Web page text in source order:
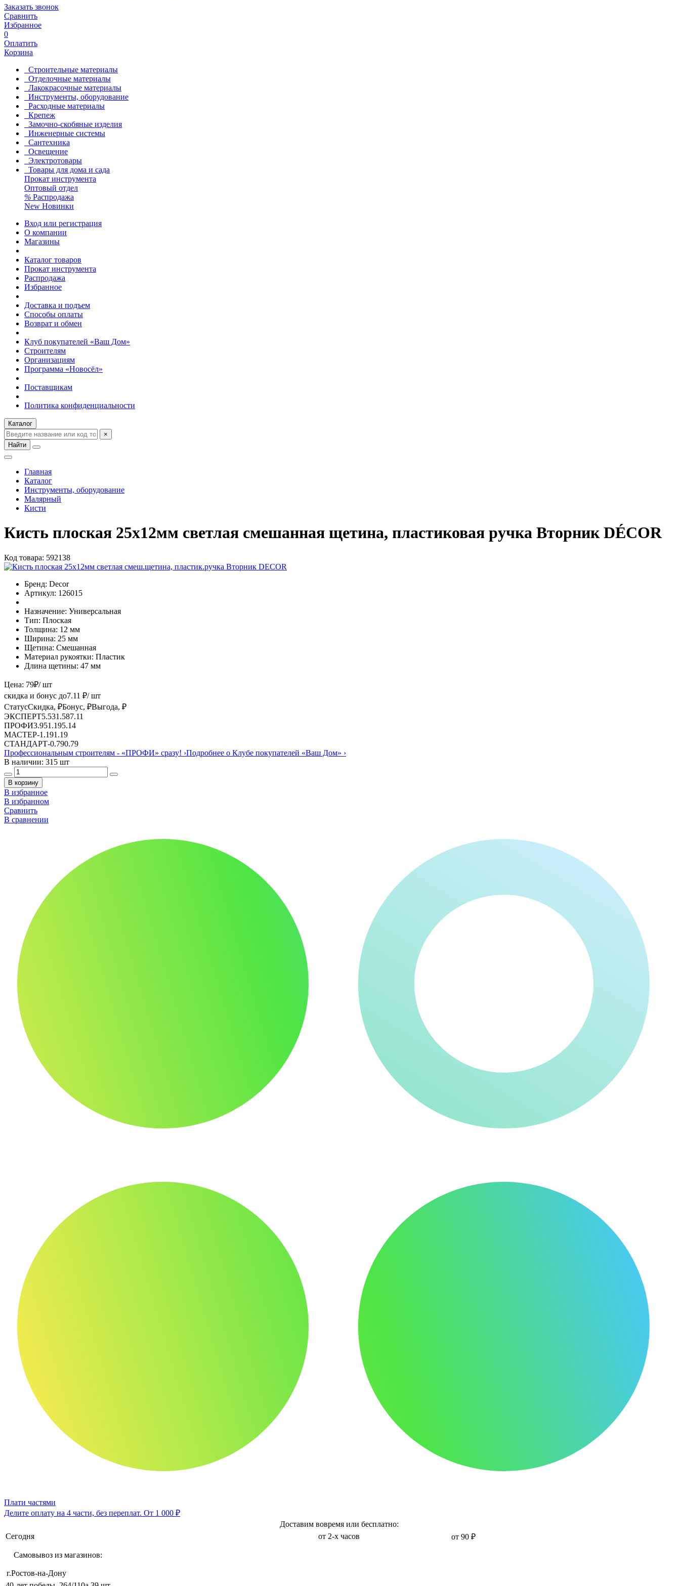
Заказать звонок
Сравнить
Избранное
0
Оплатить
Корзина
Строительные материалы
Отделочные материалы
Лакокрасочные материалы
Инструменты, оборудование
Расходные материалы
Крепеж
Замочно-скобяные изделия
Инженерные системы
Сантехника
Освещение
Электротовары
Товары для дома и сада
Прокат инструмента
Оптовый отдел
% Распродажа
New Новинки
Вход или регистрация
О компании
Магазины
Каталог товаров
Прокат инструмента
Распродажа
Избранное
Доставка и подъем
Способы оплаты
Возврат и обмен
Клуб покупателей «Ваш Дом»
Строителям
Организациям
Программа «Новосёл»
Поставщикам
Политика конфиденциальности
Каталог
×
Найти
Главная
Каталог
Инструменты, оборудование
Малярный
Кисти
Кисть плоская 25х12мм светлая смешанная щетина, пластиковая ручка Вторник DÉCOR
Код товара: 592138
Бренд: Decor
Артикул: 126015
Назначение: Универсальная
Тип: Плоская
Толщина: 12 мм
Ширина: 25 мм
Щетина: Смешанная
Материал рукоятки: Пластик
Длина щетины: 47 мм
Цена: 79₽/ шт
скидка и бонус до7.11 ₽/ шт
СтатусСкидка, ₽Бонус, ₽Выгода, ₽
ЭКСПЕРТ5.531.587.11
ПРОФИ3.951.195.14
МАСТЕР-1.191.19
СТАНДАРТ-0.790.79
Профессиональным строителям - «ПРОФИ» сразу! ›Подробнее о Клубе покупателей «Ваш Дом» ›
В наличии: 315 шт
В корзину
В избранное
В избранном
Сравнить
В сравнении
Плати частями
Делите оплату на 4 части, без переплат. От 1 000 ₽
Доставим вовремя или бесплатно:
Сегодня
от 2-х часов от 90 ₽
Самовывоз из магазинов:
г.Ростов-на-Дону